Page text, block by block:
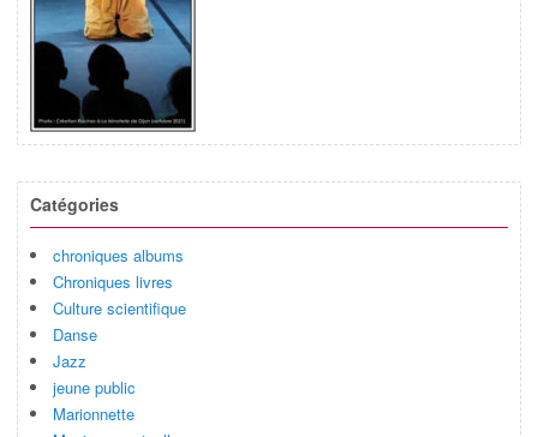
Catégories
chroniques albums
Chroniques livres
Culture scientifique
Danse
Jazz
jeune public
Marionnette